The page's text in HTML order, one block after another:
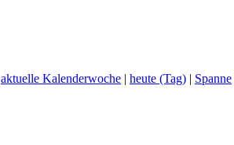
aktuelle Kalenderwoche | heute (Tag) | Spanne